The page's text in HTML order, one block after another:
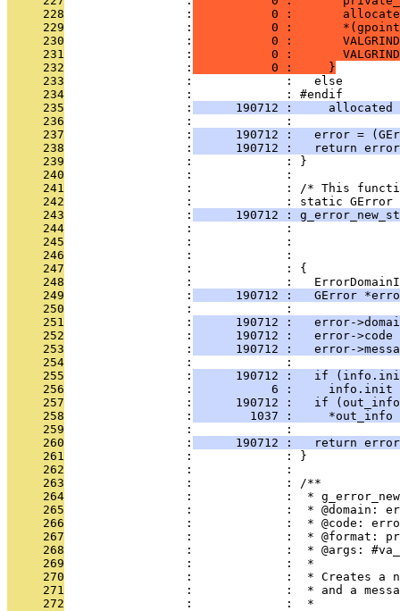
     228
                 :
0 :
     229
                 :
0 :
     230
                 :
0 :
     231
                 :
0 :
     232
                 :
           0 :     }
     233
                 :             :   else
     234
                 :             : #endif
     235
                 :
190712 :     allocated
     236
                 :             :
     237
                 :
190712 :   error =
     238
                 :
190712 :   return
     239
                 :             : }
     240
                 :             :
     241
:             : /* This
     242
:             : static GError
     243
                 :
190712 :
     244
:             :
     245
:             :
     246
:             :
     247
                 :             : {
     248
:             :
     249
                 :
190712 :   GError
     250
                 :             :
     251
                 :
190712 :   error-
     252
                 :
190712 :   error->code
     253
                 :
190712 :   error-
     254
                 :             :
     255
                 :
190712 :   if
     256
                 :
6 :     info.init
     257
                 :
190712 :   if
     258
                 :
1037 :     *out_info
     259
                 :             :
     260
                 :
190712 :   return
     261
                 :             : }
     262
                 :             :
     263
                 :             : /**
     264
:             :  *
     265
:             :  * @domain:
     266
:             :  * @code:
     267
:             :  * @format:
     268
:             :  * @args:
     269
                 :             :  *
     270
:             :  * Creates a
     271
:             :  * and a
     272
                 :             :  *